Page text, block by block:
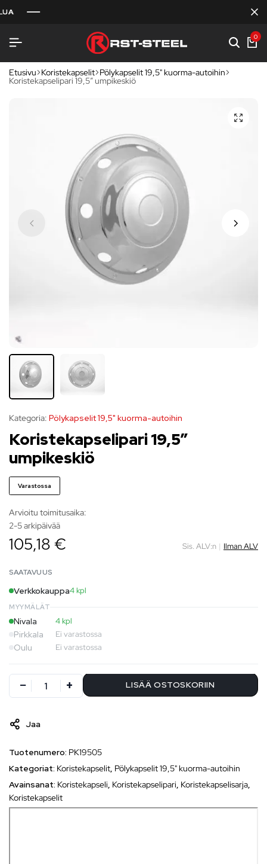
0
Etusivu Koristekapselit Pölykapselit 19,5" kuorma-autoihin
Koristekapselipari 19,5″ umpikeskiö
Kategoria: Pölykapselit 19,5" kuorma-autoihin
Koristekapselipari 19,5″
umpikeskiö
Varastossa
Arvioitu toimitusaika:
2-5 arkipäivää
105,18 € Sis. ALV:n | Ilman ALV
SAATAVUUS
Verkkokauppa4 kpl
MYYMÄLÄT
Nivala 4 kpl
Pirkkala Ei varastossa
Oulu Ei varastossa
LISÄÄ OSTOSKORIIN
Jaa
Tuotenumero: PK19505
Kategoriat: Koristekapselit, Pölykapselit 19,5" kuorma-autoihin
Avainsanat: Koristekapseli, Koristekapselipari, Koristekapselisarja,
Koristekapselit